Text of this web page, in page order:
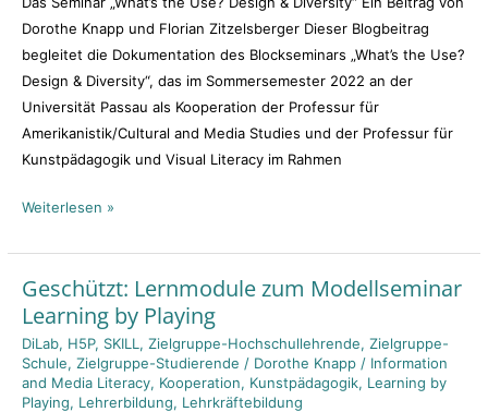
Dorothe Knapp und Florian Zitzelsberger Dieser Blogbeitrag
begleitet die Dokumentation des Blockseminars „What’s the Use?
Design & Diversity“, das im Sommersemester 2022 an der
Universität Passau als Kooperation der Professur für
Amerikanistik/Cultural and Media Studies und der Professur für
Kunstpädagogik und Visual Literacy im Rahmen
Weiterlesen »
Geschützt: Lernmodule zum Modellseminar
Learning by Playing
DiLab, H5P, SKILL ,Zielgruppe-Hochschullehrende,Zielgruppe-
Schule,Zielgruppe-Studierende / Dorothe Knapp / Information
and Media Literacy, Kooperation, Kunstpädagogik, Learning by
Playing, Lehrerbildung, Lehrkräftebildung
Geschützt:
Lernmodule
zum
Modellseminar
Learning